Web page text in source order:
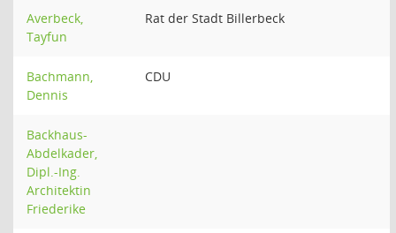
Averbeck,
Tayfun
Rat der Stadt Billerbeck
Bachmann,
Dennis
CDU
Backhaus-
Abdelkader,
Dipl.-Ing.
Architektin
Friederike